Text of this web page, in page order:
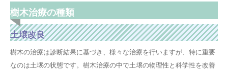
樹木治療の種類
土壌改良
樹木の治療は診断結果に基づき、様々な治療を行いますが、特に重要
なのは土壌の状態です。樹木治療の中で土壌の物理性と科学性を改善